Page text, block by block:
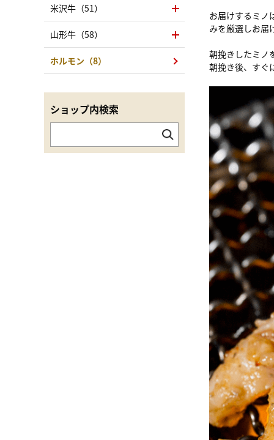
お届けするミノ
みを厳選しお届
朝挽きしたミノ
朝挽き後、すぐ
米沢牛（51）
山形牛（58）
ホルモン（8）
ショップ内検索